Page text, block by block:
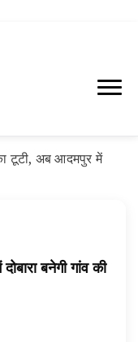
की ताजा खबरें
Live, Live
Latest News
Hansi News
News Today,
Weather Alert
टूटी, अब आदमपुर में
बनेगी गांव की